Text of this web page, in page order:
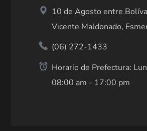
10 de Agosto entre
Vicente Maldonado,
(06) 272-1433
Horario de Prefectura:
08:00 am - 17:00 pm